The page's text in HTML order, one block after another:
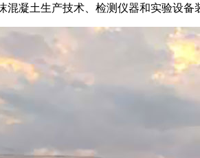
混凝土生产技术、检测仪器和实验设备